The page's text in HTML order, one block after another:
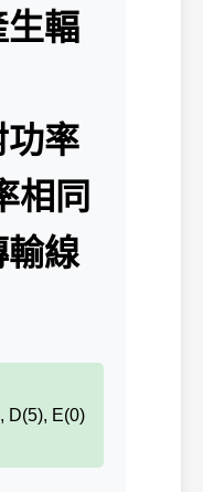
輻
功率
相同
輸線
D(5), E(0)